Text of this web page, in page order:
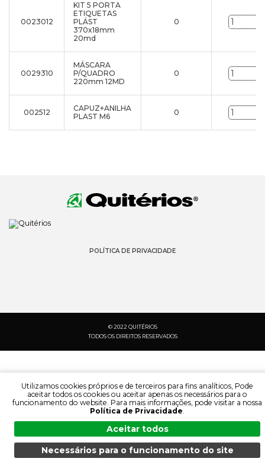
0023012
KIT 5 PORTA
ETIQUETAS
PLÁST
370x18mm
20md
0
0029310
MÁSCARA
P/QUADRO
220mm 12MD
0
002512
CAPUZ+ANILHA
PLAST M6
0
POLÍTICA DE PRIVACIDADE
© 2022 QUITÉRIOS
TODOS OS DIREITOS RESERVADOS
MENU PESQUISA PRODUTOS PT
DOCUMENTAÇÃO
PESQUISA:
IDIOMA:
Utilizamos cookies próprios e de terceiros para fins analíticos, Pode
aceitar todos os cookies ou aceitar apenas os necessários para o
funcionamento do website. Para mais informações, pode visitar a nossa
Política de Privacidade.
Aceitar todos
Necessários para o funcionamento do site